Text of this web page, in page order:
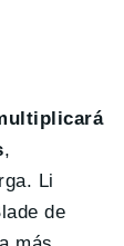
,
Li
de